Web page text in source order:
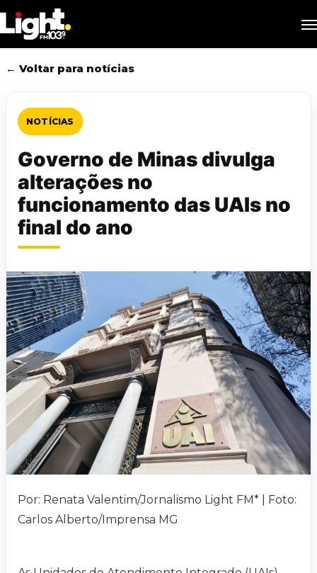
to
main
content
← Voltar para notícias
NOTÍCIAS
Governo de Minas divulga
alterações no
funcionamento das UAIs no
final do ano
Por: Renata Valentim/Jornalismo Light FM* | Foto:
Carlos Alberto/Imprensa MG